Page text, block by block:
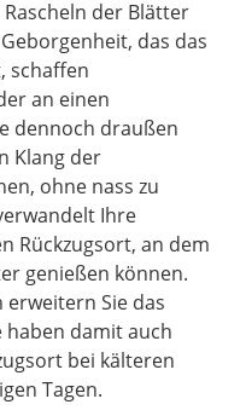
der Blätter
das das
schaffen
an einen
dennoch draußen
Klang der
ohne nass zu
Ihre
Rückzugsort, an dem
genießen können.
Sie das
haben damit auch
bei kälteren
Tagen.